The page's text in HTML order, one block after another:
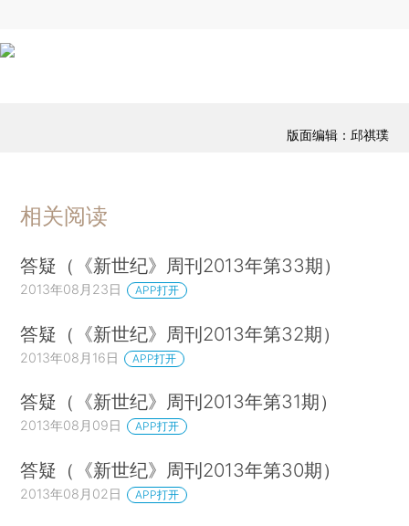
版面编辑：邱祺璞
相关阅读
答疑（《新世纪》周刊2013年第33期）
2013年08月23日 APP打开
答疑（《新世纪》周刊2013年第32期）
2013年08月16日 APP打开
答疑（《新世纪》周刊2013年第31期）
2013年08月09日 APP打开
答疑（《新世纪》周刊2013年第30期）
2013年08月02日 APP打开